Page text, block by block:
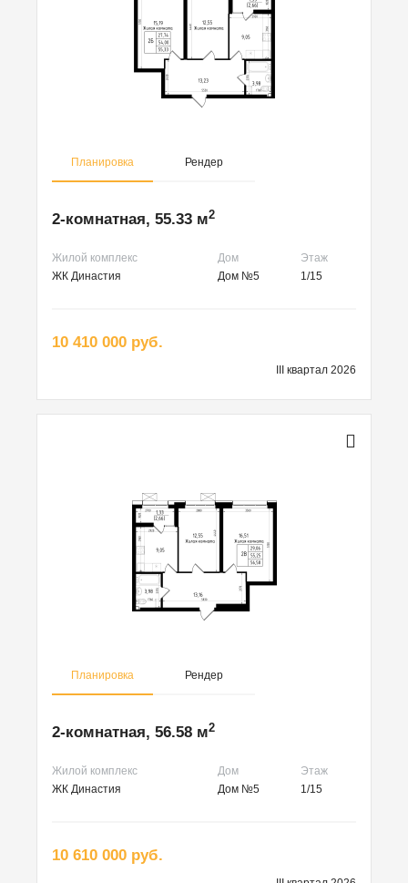
Планировка Рендер
2-комнатная, 55.33 м2
Жилой комплекс Дом
Этаж
ЖК Династия
Дом №5 1/15
10 410 000 руб.
III квартал 2026
Планировка Рендер
2-комнатная, 56.58 м2
Жилой комплекс Дом
Этаж
ЖК Династия
Дом №5 1/15
10 610 000 руб.